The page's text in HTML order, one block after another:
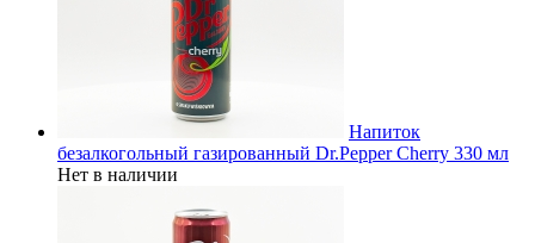
Напиток
безалкогольный газированный Dr.Pepper Cherry 330 мл
Нет в наличии